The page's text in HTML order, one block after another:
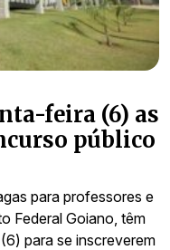
feira (6) as
público
para professores e
Federal Goiano, têm
para se inscreverem